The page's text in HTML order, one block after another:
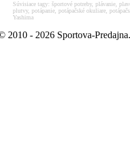
Súvisiace tagy: športové potreby, plávanie,
plutvy, potápanie, potápačské okuliare,
Yashima
2010 - 2026 Sportova-